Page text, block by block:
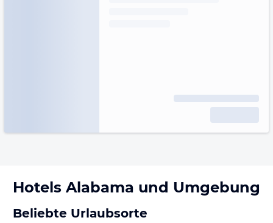
Hotels Alabama und Umgebung
Beliebte Urlaubsorte